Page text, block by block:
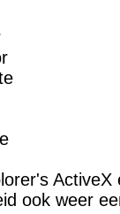
ActiveX
ook weer